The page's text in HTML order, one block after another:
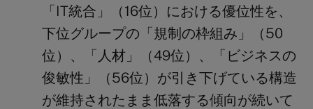
「IT統合」（16位）における優位性を、
下位グループの「規制の枠組み」（50
位）、「人材」（49位）、「ビジネスの
俊敏性」（56位）が引き下げている構造
が維持されたまま低落する傾向が続いて